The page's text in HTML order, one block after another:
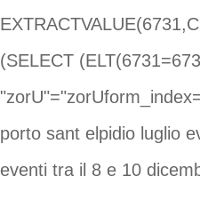
(SELECT
porto sant elpidio luglio
eventi tra il 8 e 10